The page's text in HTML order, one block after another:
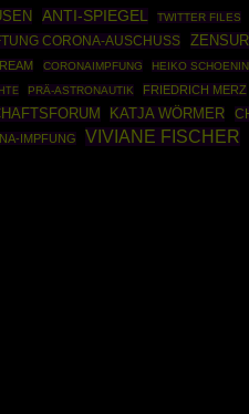
ANTI-SPIEGEL TWITTER FILES
CORONA-AUSCHUSS ZENSUR
CORONAIMPFUNG HEIKO
PRÄ-ASTRONAUTIK FRIEDRICH MERZ
KATJA WÖRMER
IMPFUNG VIVIANE FISCHER